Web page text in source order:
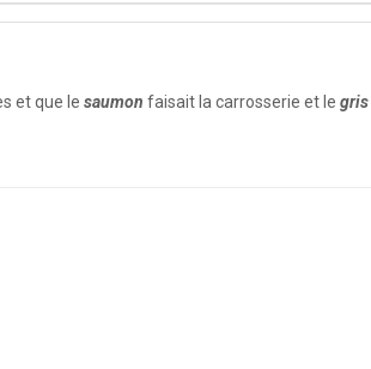
et que le saumon faisait la carrosserie et le gris